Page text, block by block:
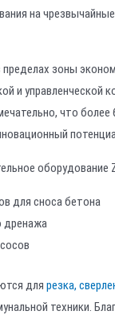
на
зоны
и
что
оборудование
для сноса бетона
дренажа
для резка,
техники.